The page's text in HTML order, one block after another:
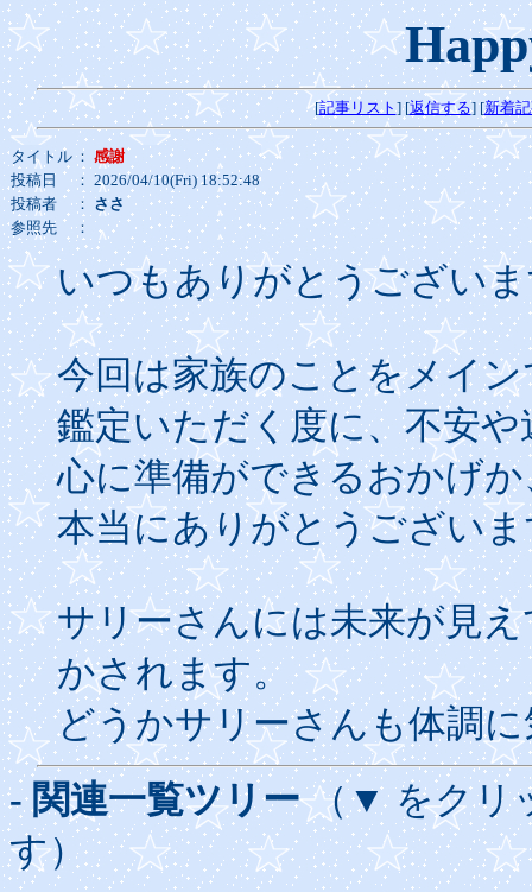
[記事リスト] [返信する] [新着
タイトル ： 感謝
投稿日
： 2026/04/10(Fri) 18:52:48
投稿者
： ささ
参照先
：
いつもありがとうござい
今回は家族のことをメイ
鑑定いただく度に、不安
心に準備ができるおかげ
本当にありがとうござい
サリーさんには未来が見
かされます。
どうかサリーさんも体調
- 関連一覧ツリー（▼ をクリ
す）